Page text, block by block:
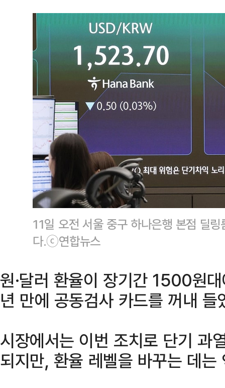
11일 오전 서울 중구 하나은행 본점 딜
다.ⓒ연합뉴스
원·달러 환율이 장기간 1500원
년 만에 공동검사 카드를 꺼내 들
시장에서는 이번 조치로 단기 과
되지만, 환율 레벨을 바꾸는 데